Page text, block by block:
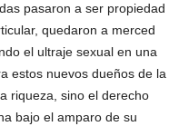
pasaron a ser propiedad
quedaron a merced
el ultraje sexual en una
estos nuevos dueños de la
riqueza, sino el derecho
bajo el amparo de su